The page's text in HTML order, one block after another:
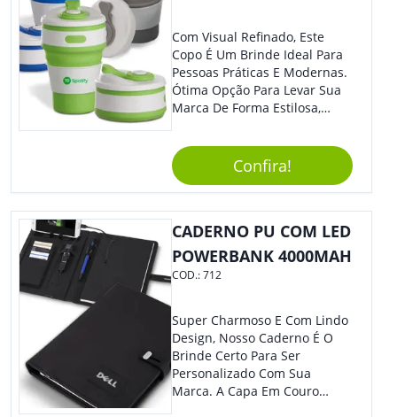
Com Visual Refinado, Este
Copo É Um Brinde Ideal Para
Pessoas Práticas E Modernas.
Ótima Opção Para Levar Sua
Marca De Forma Estilosa,
Empresa Em Eventos,
Reuniões Corporativas Ou Até
Mesmo Para Presentear
Colaboradores.
Confira!
CADERNO PU COM LED
POWERBANK 4000MAH
COD.:712
Super Charmoso E Com Lindo
Design, Nosso Caderno É O
Brinde Certo Para Ser
Personalizado Com Sua
Marca. A Capa Em Couro